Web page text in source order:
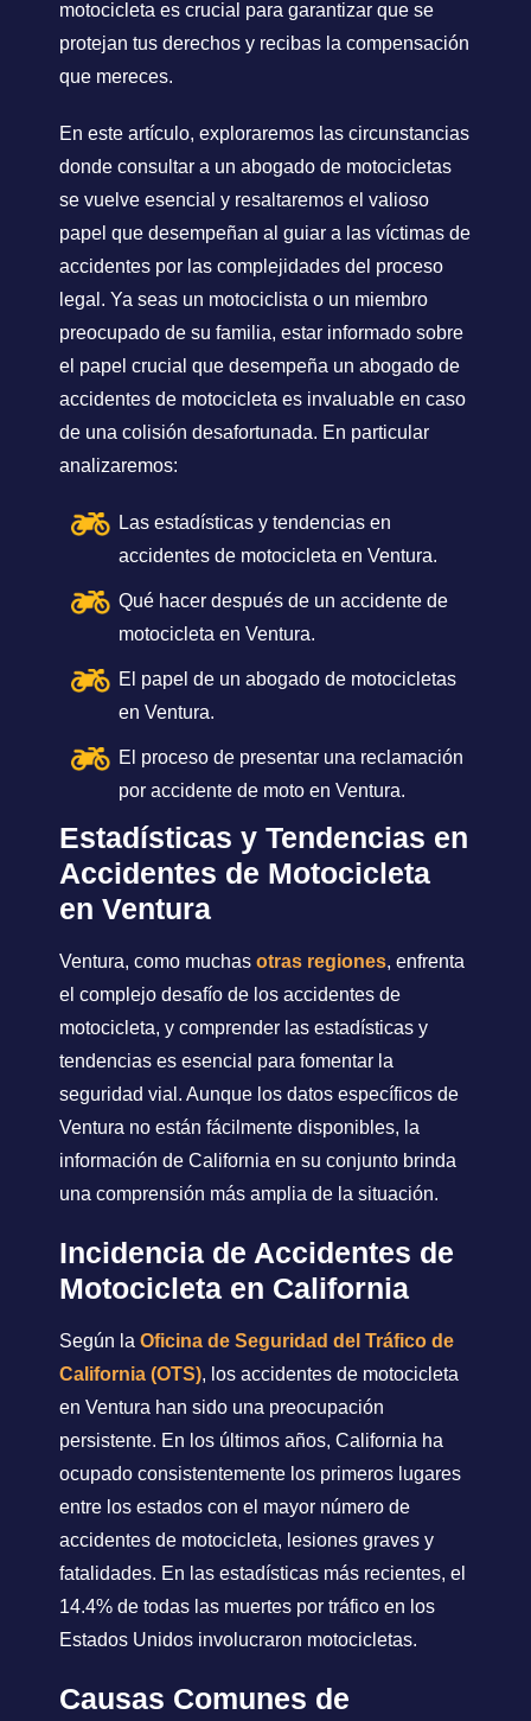
motocicleta es crucial para garantizar que se
protejan tus derechos y recibas la compensación
que mereces.
En este artículo, exploraremos las circunstancias
donde consultar a un abogado de motocicletas
se vuelve esencial y resaltaremos el valioso
papel que desempeñan al guiar a las víctimas de
accidentes por las complejidades del proceso
legal. Ya seas un motociclista o un miembro
preocupado de su familia, estar informado sobre
el papel crucial que desempeña un abogado de
accidentes de motocicleta es invaluable en caso
de una colisión desafortunada. En particular
analizaremos:
Las estadísticas y tendencias en
accidentes de motocicleta en Ventura.
Qué hacer después de un accidente de
motocicleta en Ventura.
El papel de un abogado de motocicletas
en Ventura.
El proceso de presentar una reclamación
por accidente de moto en Ventura.
Estadísticas y Tendencias en
Accidentes de Motocicleta
en Ventura
Ventura, como muchas otras regiones, enfrenta
el complejo desafío de los accidentes de
motocicleta, y comprender las estadísticas y
tendencias es esencial para fomentar la
seguridad vial. Aunque los datos específicos de
Ventura no están fácilmente disponibles, la
información de California en su conjunto brinda
una comprensión más amplia de la situación.
Incidencia de Accidentes de
Motocicleta en California
Según la Oficina de Seguridad del Tráfico de
California (OTS), los accidentes de motocicleta
en Ventura han sido una preocupación
persistente. En los últimos años, California ha
ocupado consistentemente los primeros lugares
entre los estados con el mayor número de
accidentes de motocicleta, lesiones graves y
fatalidades. En las estadísticas más recientes, el
14.4% de todas las muertes por tráfico en los
Estados Unidos involucraron motocicletas.
Causas Comunes de